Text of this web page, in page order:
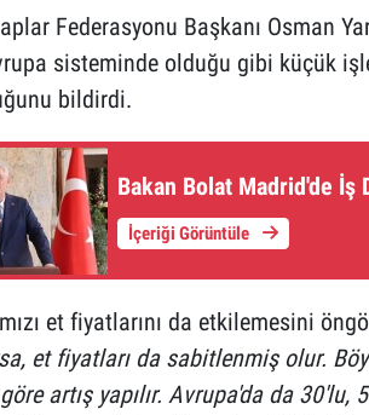
Federasyonu Başkanı Osman
sisteminde olduğu gibi küçük
bildirdi.
Bakan Bolat Madrid'de İş
İçeriği Görüntüle
et fiyatlarını da etkilemesini
et fiyatları da sabitlenmiş olur.
artış yapılır. Avrupa'da da